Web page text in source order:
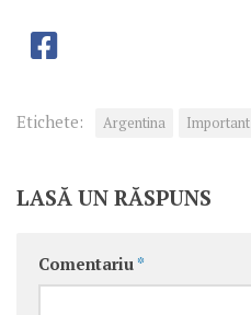
Etichete: Argentina Important
LASĂ UN RĂSPUNS
Comentariu *